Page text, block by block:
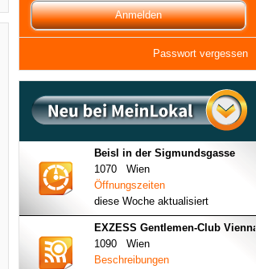
Passwort vergessen
Beisl in der Sigmundsgasse
1070 Wien
Öffnungszeiten
diese Woche aktualisiert
EXZESS Gentlemen-Club Vienna
1090 Wien
Beschreibungen